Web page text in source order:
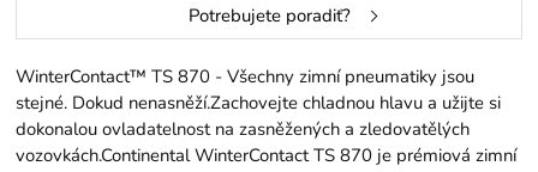
Potrebujete poradiť?
WinterContact™ TS 870 - Všechny zimní pneumatiky jsou
stejné. Dokud nenasněží.Zachovejte chladnou hlavu a užijte si
dokonalou ovladatelnost na zasněžených a zledovatělých
vozovkách.Continental WinterContact TS 870 je prémiová zimní